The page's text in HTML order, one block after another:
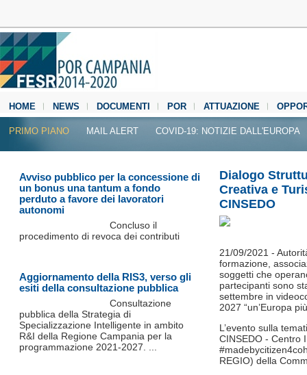
HOME NEWS DOCUMENTI POR ATTUAZIONE
MEDIA CENTER
PRIMO PIANO MAIL ALERT COVID-19: NOTIZIE DALL'EUROPA
Dialogo
Creativa e
CINSEDO
21/09/2021 -
formazione,
soggetti che
partecipanti sono
settembre in
2027 “un’Europa
L’evento sulla
CINSEDO - Centro
REGIO) della
Avviso pubblico per la concessione di
un bonus una tantum a fondo
perduto a favore dei lavoratori
autonomi
Concluso il
procedimento di revoca dei contributi
Aggiornamento della RIS3, verso gli
esiti della consultazione pubblica
Consultazione
pubblica della Strategia di
Specializzazione Intelligente in ambito
R&I della Regione Campania per la
programmazione 2021-2027. ...